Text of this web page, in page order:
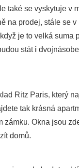
také se vyskytuje v
na prodej, stále se
je to velká suma
stát i
Ritz Paris, který
tak krásná
zámku. Okna jsou
domů.